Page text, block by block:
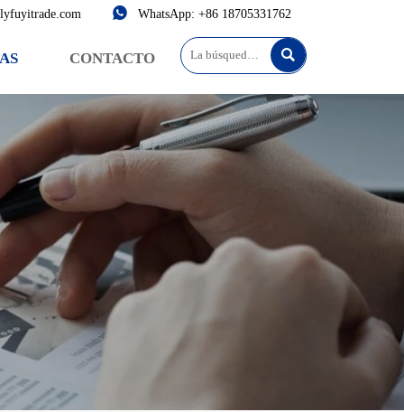
 WhatsApp: +86 18705331762
CONTACTO 